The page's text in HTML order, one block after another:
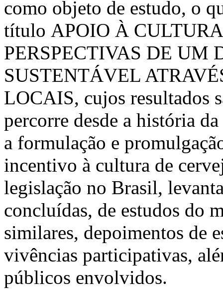
como objeto de estudo, o
título APOIO À
PERSPECTIVAS DE UM
SUSTENTÁVEL
LOCAIS, cujos resultados
percorre desde a história
a formulação e
incentivo à cultura de
legislação no Brasil,
concluídas, de estudos do
similares, depoimentos de
vivências participativas,
públicos envolvidos.